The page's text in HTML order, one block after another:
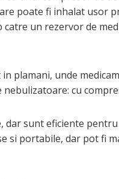
poate fi inhalat usor
un rezervor de
plamani, unde
cu
dar sunt eficiente
si portabile, dar pot fi